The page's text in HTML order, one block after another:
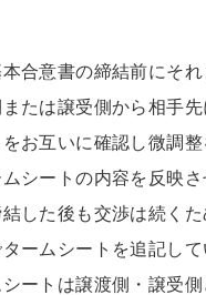
合意書の締結前にそ
たは譲受側から相手
お互いに確認し微調
シートの内容を反映さ
した後も交渉は続く
ームシートを追記し
ートは譲渡側・譲受